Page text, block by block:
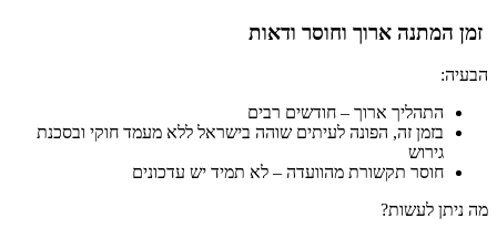
זמן המתנה ארוך וחוסר ודאות
הבעיה:
התהליך ארוך – חודשים רבים
בזמן זה, הפונה לעיתים שוהה בישראל ללא מעמד חוקי ובסכנת
גירוש
חוסר תקשורת מהוועדה – לא תמיד יש עדכונים
מה ניתן לעשות?